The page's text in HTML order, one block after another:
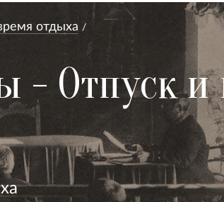
отдыха
- Отпуск и